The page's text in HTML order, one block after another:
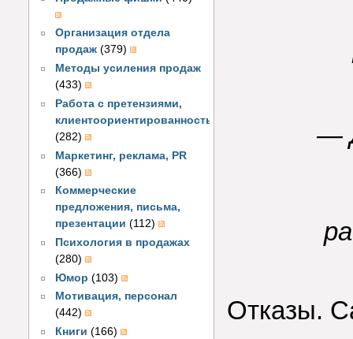
Организация отдела
продаж (379)
Методы усиления продаж
(433)
Работа с претензиями,
клиентоориентированность
(282)
Маркетинг, реклама, PR
(366)
Коммерческие
предложения, письма,
презентации (112)
Психология в продажах
(280)
Юмор (103)
Мотивация, персонал
(442)
Книги (166)
—
Отказы.